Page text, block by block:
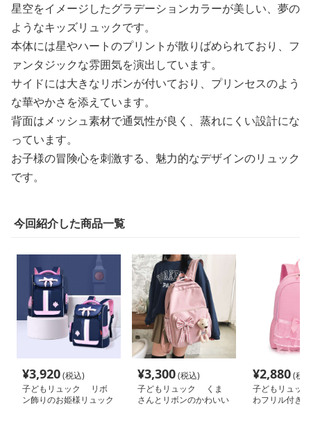
星空をイメージしたグラデーションカラーが美しい、夢の
ようなキッズリュックです。
本体には星やハートのプリントが散りばめられており、フ
ァンタジックな雰囲気を演出しています。
サイドには大きなリボンが付いており、プリンセスのよう
な華やかさを添えています。
背面はメッシュ素材で通気性が良く、蒸れにくい設計にな
っています。
お子様の冒険心を刺激する、魅力的なデザインのリュック
です。
今回紹介した商品一覧
¥3,920(税込)
子どもリュック リボ
ン飾りのお姫様リュック
¥3,300(税込)
子どもリュック くま
さんとリボンのかわいい
¥2,880(税
子どもリュッ
わフリル付き